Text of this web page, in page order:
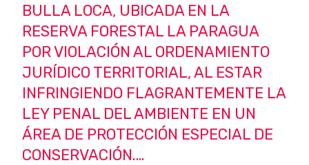
BULLA LOCA, UBICADA EN LA
RESERVA FORESTAL LA PARAGUA
POR VIOLACIÓN AL ORDENAMIENTO
JURÍDICO TERRITORIAL, AL ESTAR
INFRINGIENDO FLAGRANTEMENTE LA
LEY PENAL DEL AMBIENTE EN UN
ÁREA DE PROTECCIÓN ESPECIAL DE
CONSERVACIÓN.…